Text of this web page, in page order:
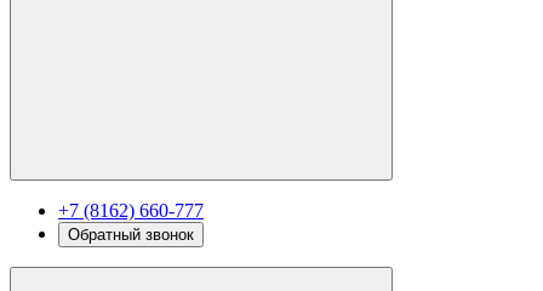
+7 (8162) 660-777
Обратный звонок